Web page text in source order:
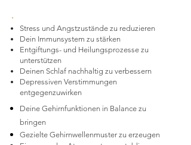
Stress und Angstzustände zu reduzieren
Dein Immunsystem zu stärken
Entgiftungs- und Heilungsprozesse zu
unterstützen
Deinen Schlaf nachhaltig zu verbessern
Depressiven Verstimmungen
entgegenzuwirken
Deine Gehirnfunktionen in Balance zu
bringen
Gezielte Gehirnwellenmuster zu erzeugen